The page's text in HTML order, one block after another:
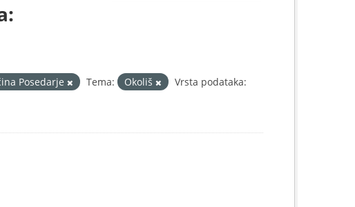
Posedarje Tema: Okoliš
Vrsta podataka: